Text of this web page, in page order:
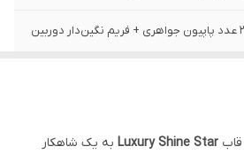
۲ عدد پاپیون جواهری + فریم نگین‌دار دوربین
قاب Luxury Shine Star به یک شاهکار